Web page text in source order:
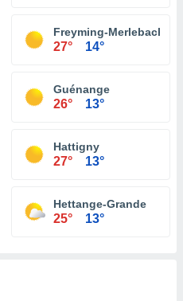
Freyming-Merlebach
27° 14°
Guénange
26° 13°
Hattigny
27° 13°
Hettange-Grande
25° 13°